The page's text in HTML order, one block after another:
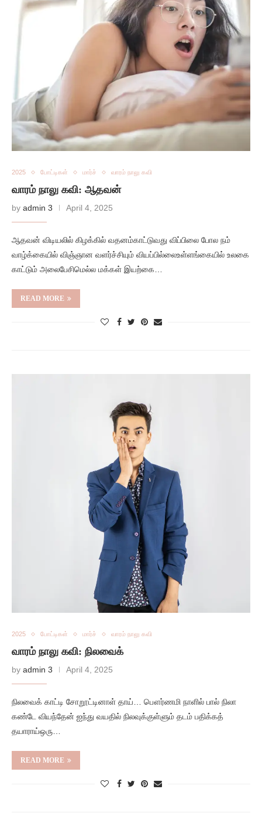
2025 போட்டிகள் மார்ச் வாரம் நாலு கவி
வாரம் நாலு கவி: ஆதவன்
by admin 3 April 4, 2025
ஆதவன் விடியலில் கிழக்கில் வதனம்காட்டுவது விப்பிலை போல நம்
வாழ்க்கையில் விஞ்ஞான வளர்ச்சியும் வியப்பில்லைஉள்ளங்கையில் உலகை
காட்டும் அலைபேசிமெல்ல மக்கள் இயற்கை…
READ MORE
2025 போட்டிகள் மார்ச் வாரம் நாலு கவி
வாரம் நாலு கவி: நிலவைக்
by admin 3 April 4, 2025
நிலவைக் காட்டி சோறூட்டினாள் தாய்… பௌர்ணமி நாளில் பால் நிலா
கண்டே வியந்தேன் ஐந்து வயதில் நிலவுக்குள்ளும் தடம் பதிக்கத்
தயாராய்ஒரு…
READ MORE